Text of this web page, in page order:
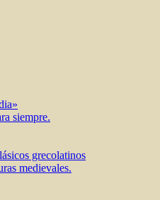
siempre.
grecolatinos
medievales.